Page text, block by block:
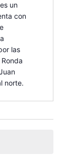
un
con
las
norte.